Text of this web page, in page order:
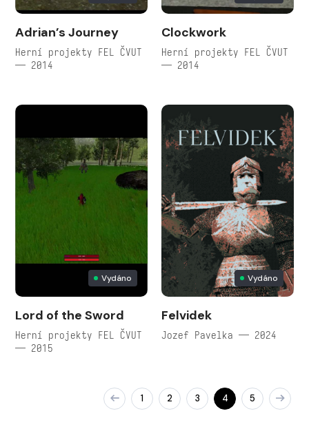
Adrian’s Journey
Herní projekty FEL ČVUT
— 2014
Clockwork
Herní projekty FEL ČVUT
— 2014
Vydáno
Lord of the Sword
Herní projekty FEL ČVUT
— 2015
Vydáno
Felvidek
Jozef Pavelka — 2024
1 2 3 4 5